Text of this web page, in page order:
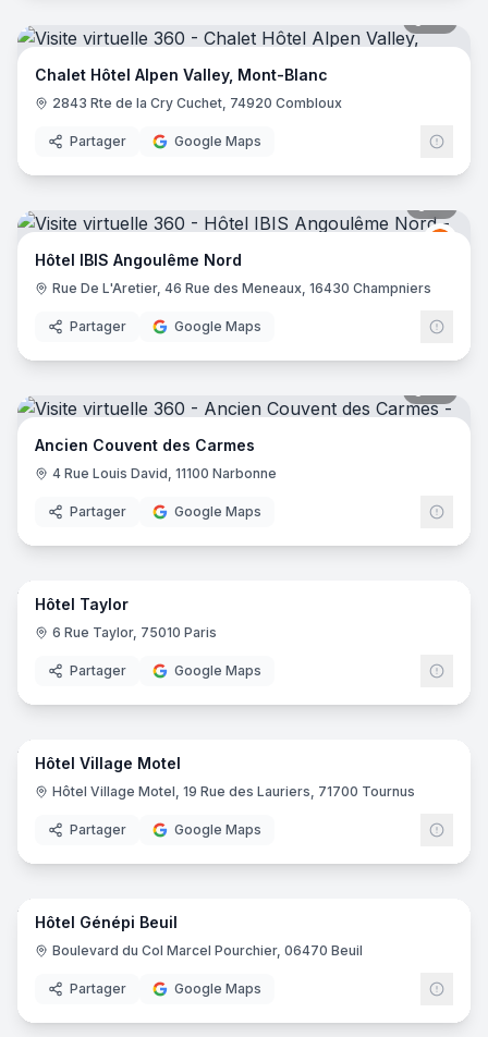
Chalet Hôtel Alpen Valley, Mont-Blanc
2843 Rte de la Cry Cuchet, 74920 Combloux
Partager Google Maps
Ibis
Hôtel IBIS Angoulême Nord
Rue De L'Aretier, 46 Rue des Meneaux, 16430 Champniers
Partager Google Maps
Ancien Couvent des Carmes
4 Rue Louis David, 11100 Narbonne
Partager Google Maps
25
Hôtel Taylor
6 Rue Taylor, 75010 Paris
Partager Google Maps
29
Hôtel Village Motel
Hôtel Village Motel, 19 Rue des Lauriers, 71700 Tournus
Partager Google Maps
24
Hôtel Génépi Beuil
Boulevard du Col Marcel Pourchier, 06470 Beuil
Partager Google Maps